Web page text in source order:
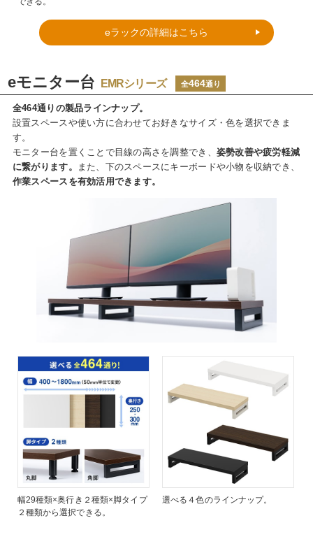
eラックの詳細はこちら
eモニター台 EMRシリーズ 全464通り
全464通りの製品ラインナップ。
設置スペースや使い方に合わせてお好きなサイズ・色を選択できま
す。
モニター台を置くことで目線の高さを調整でき、 姿勢改善や疲労軽減
に繋がります。
また、下のスペースにキーボードや小物を収納でき、
作業スペースを有効活用できます。
幅29種類×奥行き２種類×脚タイプ
２種類から選択できる。
選べる４色のラインナップ。